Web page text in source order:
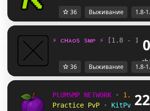
36 Выживание 1.8-
⚡ ᴄʜᴀᴏѕ ѕᴍᴘ ⚡ [1.8 - 0
36 Выживание 1.8-
PLUMSMP NETWORK • 1.7.2
Practice PvP
• KitPvP •